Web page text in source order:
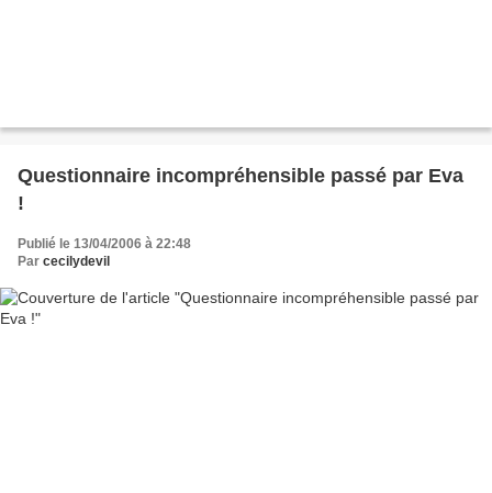
Questionnaire incompréhensible passé par Eva
!
Publié le 13/04/2006 à 22:48
Par cecilydevil